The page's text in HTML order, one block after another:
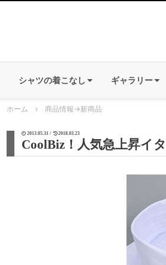
シャツの着こなし ギャラリー
ホーム 商品情報→新商品
2013.05.31 / 2018.03.23
CoolBiz！人気急上昇イ